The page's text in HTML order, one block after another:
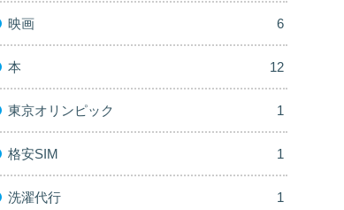
映画 6
本 12
東京オリンピック 1
格安SIM 1
洗濯代行 1